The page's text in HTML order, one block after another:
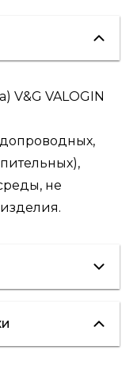
V&G VALOGIN
не
отопление